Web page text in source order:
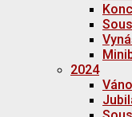
2024